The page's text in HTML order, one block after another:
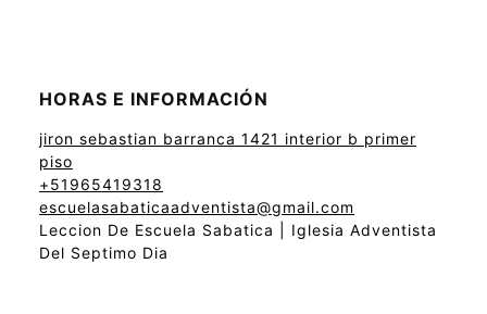
HORAS E INFORMACIÓN
jiron sebastian barranca 1421 interior b primer
piso
+51965419318
escuelasabaticaadventista@gmail.com
Leccion De Escuela Sabatica | Iglesia Adventista
Del Septimo Dia